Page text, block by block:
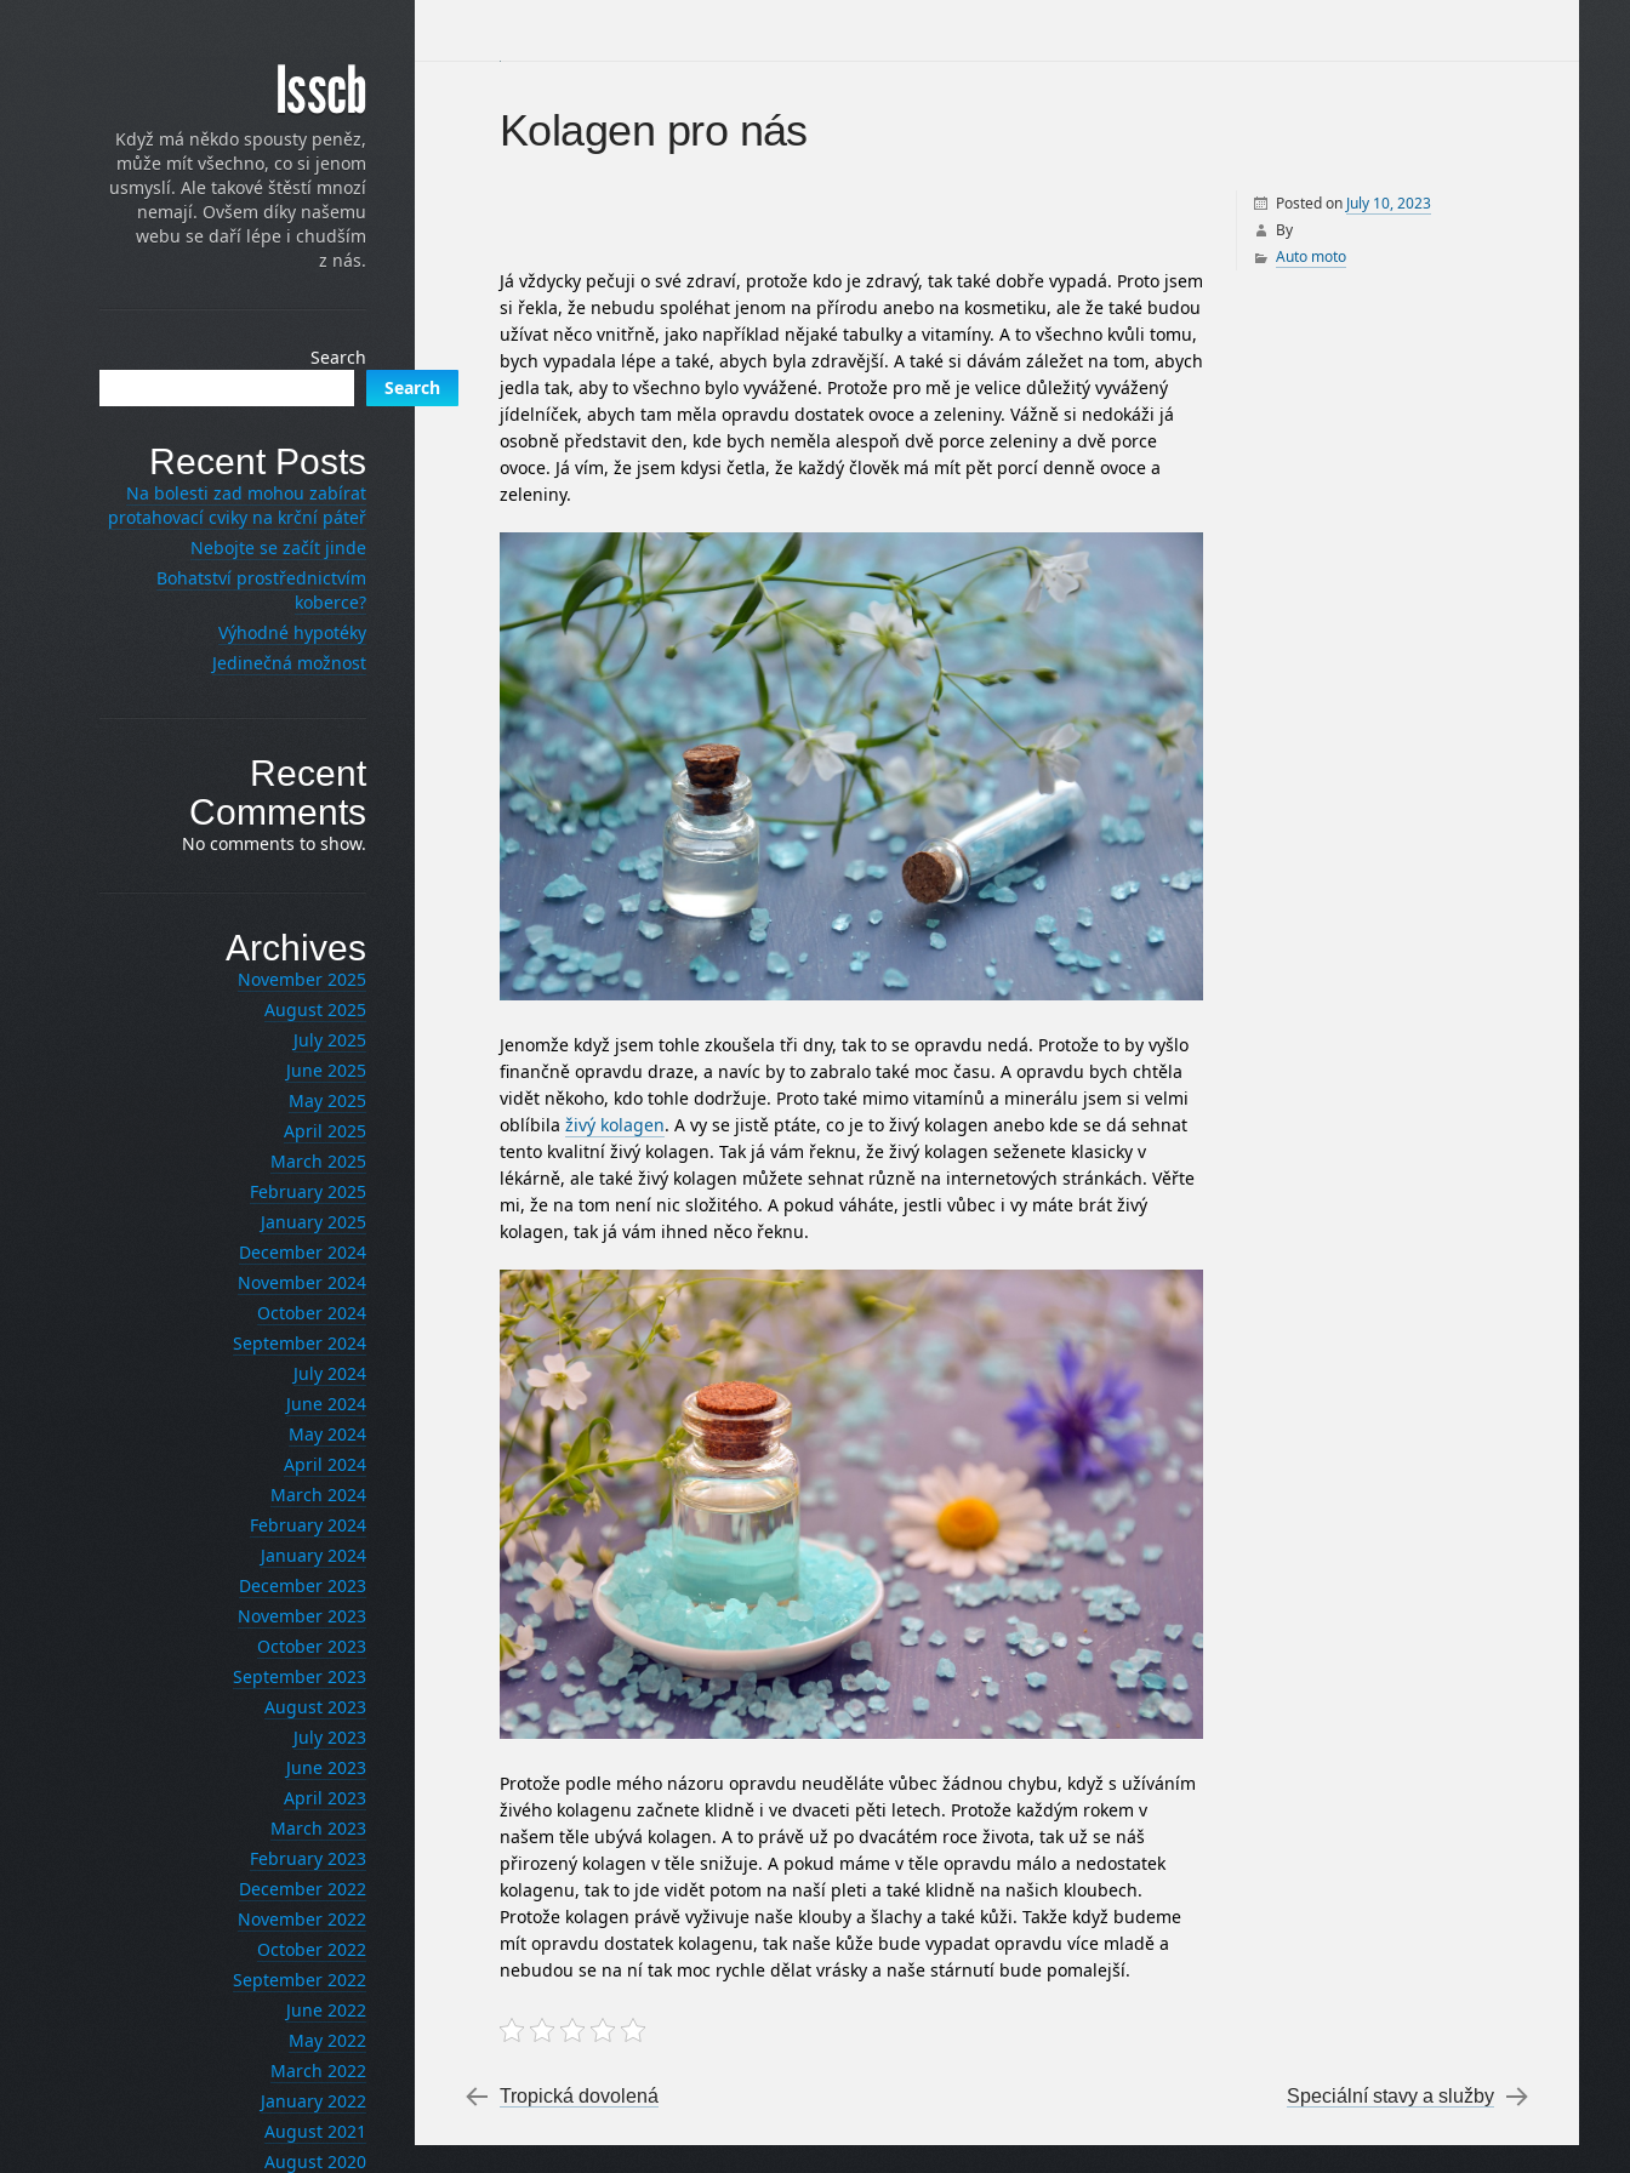
Isscb
Když má někdo spousty peněz,
může mít všechno, co si jenom
usmyslí. Ale takové štěstí mnozí
nemají. Ovšem díky našemu
webu se daří lépe i chudším
z nás.
Kolagen pro nás
Já vždycky pečuji o své zdraví, protože kdo je zdravý, tak také dobře vypadá. Proto jsem
si řekla, že nebudu spoléhat jenom na přírodu anebo na kosmetiku, ale že také budou
užívat něco vnitřně, jako například nějaké tabulky a vitamíny. A to všechno kvůli tomu,
bych vypadala lépe a také, abych byla zdravější. A také si dávám záležet na tom, abych
jedla tak, aby to všechno bylo vyvážené. Protože pro mě je velice důležitý vyvážený
jídelníček, abych tam měla opravdu dostatek ovoce a zeleniny. Vážně si nedokáži já
osobně představit den, kde bych neměla alespoň dvě porce zeleniny a dvě porce
ovoce. Já vím, že jsem kdysi četla, že každý člověk má mít pět porcí denně ovoce a
zeleniny.
Jenomže když jsem tohle zkoušela tři dny, tak to se opravdu nedá. Protože to by vyšlo
finančně opravdu draze, a navíc by to zabralo také moc času. A opravdu bych chtěla
vidět někoho, kdo tohle dodržuje. Proto také mimo vitamínů a minerálu jsem si velmi
oblíbila živý kolagen. A vy se jistě ptáte, co je to živý kolagen anebo kde se dá sehnat
tento kvalitní živý kolagen. Tak já vám řeknu, že živý kolagen seženete klasicky v
lékárně, ale také živý kolagen můžete sehnat různě na internetových stránkách. Věřte
mi, že na tom není nic složitého. A pokud váháte, jestli vůbec i vy máte brát živý
kolagen, tak já vám ihned něco řeknu.
Protože podle mého názoru opravdu neuděláte vůbec žádnou chybu, když s užíváním
živého kolagenu začnete klidně i ve dvaceti pěti letech. Protože každým rokem v
našem těle ubývá kolagen. A to právě už po dvacátém roce života, tak už se náš
přirozený kolagen v těle snižuje. A pokud máme v těle opravdu málo a nedostatek
kolagenu, tak to jde vidět potom na naší pleti a také klidně na našich kloubech.
Protože kolagen právě vyživuje naše klouby a šlachy a také kůži. Takže když budeme
mít opravdu dostatek kolagenu, tak naše kůže bude vypadat opravdu více mladě a
nebudou se na ní tak moc rychle dělat vrásky a naše stárnutí bude pomalejší.
Posted on July 10, 2023
By
Auto moto
Post navigation
←
Tropická dovolená Speciální stavy a služby →
Search
Search
Recent Posts
Na bolesti zad mohou zabírat
protahovací cviky na krční páteř
Nebojte se začít jinde
Bohatství prostřednictvím
koberce?
Výhodné hypotéky
Jedinečná možnost
Recent
Comments
No comments to show.
Archives
November 2025
August 2025
July 2025
June 2025
May 2025
April 2025
March 2025
February 2025
January 2025
December 2024
November 2024
October 2024
September 2024
July 2024
June 2024
May 2024
April 2024
March 2024
February 2024
January 2024
December 2023
November 2023
October 2023
September 2023
August 2023
July 2023
June 2023
April 2023
March 2023
February 2023
December 2022
November 2022
October 2022
September 2022
June 2022
May 2022
March 2022
January 2022
August 2021
August 2020